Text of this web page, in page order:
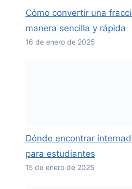
Cómo convertir una
manera sencilla y rápida
16 de enero de 2025
Dónde encontrar
para estudiantes
15 de enero de 2025